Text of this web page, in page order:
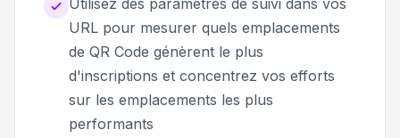
URL pour mesurer quels emplacements
de QR Code génèrent le plus
d'inscriptions et concentrez vos efforts
sur les emplacements les plus
performants